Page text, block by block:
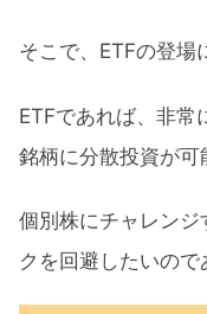
そこで、ETFの登場
ETFであれば、非常
銘柄に分散投資が可
個別株にチャレンジ
クを回避したいので